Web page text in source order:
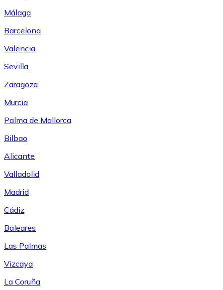
Málaga
Barcelona
Valencia
Sevilla
Zaragoza
Murcia
Palma de Mallorca
Bilbao
Alicante
Valladolid
Madrid
Cádiz
Baleares
Las Palmas
Vizcaya
La Coruña